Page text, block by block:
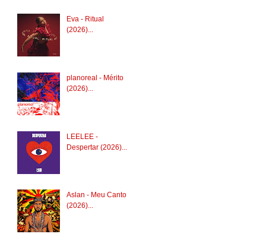
Eva - Ritual
(2026)...
planoreal - Mérito
(2026)...
LEELEE -
Despertar (2026)...
Aslan - Meu Canto
(2026)...